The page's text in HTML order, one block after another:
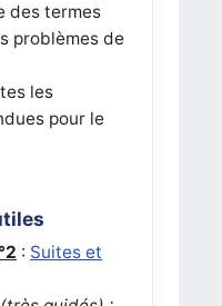
des termes
problèmes de
les
pour le
: Suites et